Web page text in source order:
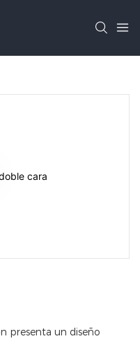
presenta un diseño